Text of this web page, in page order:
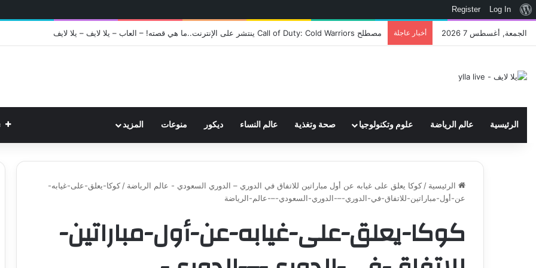
نبذة
ووردبريس
Log In
Register
الجمعة, أغسطس 7 2026 أخبار عاجلة اتحاد WWE يسجل ثلاث علامات تجارية تتعلق في الألعاب..هل هناك إعلان قريب! – العاب – يلا لايف – يلا لايف
الرئيسية عالم الرياضة علوم وتكنولوجيا صحة وتغذية عالم النساء ديكور منوعات المزيد
الرئيسية / كوكا يعلق على غيابه عن أول مباراتين للاتفاق في الدوري – الدوري السعودي - عالم الرياضة / كوكا-يعلق-على-غيابه-
عن-أول-مباراتين-للاتفاق-في-الدوري-–-الدوري-السعودي-–-عالم-الرياضة
كوكا-يعلق-على-غيابه-عن-أول-مباراتين-